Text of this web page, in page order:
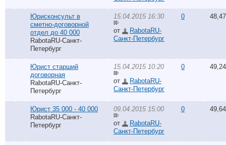
Юрисконсульт в
сметно-договорной
отдел до 40 000
RabotaRU-Санкт-
Петербург
15.04.2015 16:30
от
RabotaRU-
Санкт-Петербург
0
Юрист старший
договорная
RabotaRU-Санкт-
Петербург
15.04.2015 10:20
от
RabotaRU-
Санкт-Петербург
0
Юрист 35 000 - 40 000
RabotaRU-Санкт-
Петербург
09.04.2015 15:00
от
RabotaRU-
Санкт-Петербург
0